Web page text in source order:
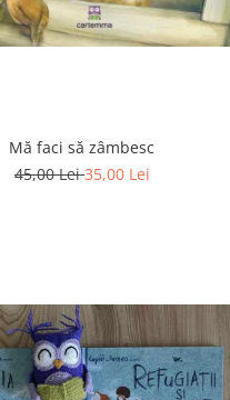
Mă faci să zâmbesc
45,00 Lei35,00 Lei